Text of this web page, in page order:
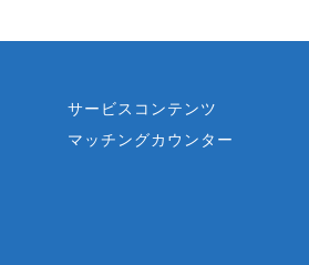
サービスコンテンツ
マッチングカウンター